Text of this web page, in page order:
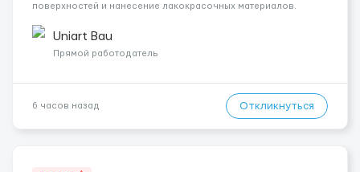
поверхностей и нанесение лакокрасочных материалов.
профессионалов на месте, приглашения делаем только для
профессионалов с доказательным портф...
Uniart Bau
Прямой работодатель
6 часов назад Откликнуться